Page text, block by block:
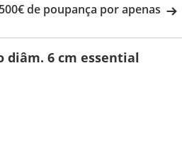
de poupança por apenas
diâm. 6 cm essential